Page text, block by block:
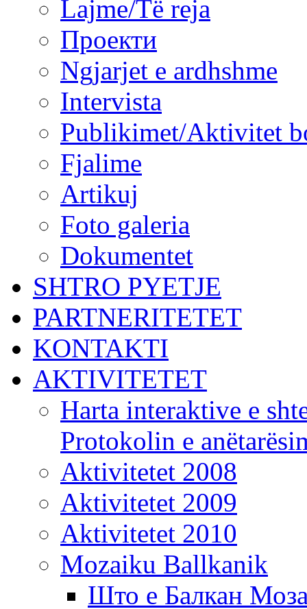
Lajme/Të reja
Проекти
Ngjarjet e ardhshme
Intervista
Publikimet/Aktivitet
Fjalime
Artikuj
Foto galeria
Dokumentet
SHTRO PYETJE
PARTNERITETET
KONTAKTI
AKTIVITETET
Harta interaktive e
Protokolin e
Aktivitetet 2008
Aktivitetet 2009
Aktivitetet 2010
Mozaiku Ballkanik
Што е Балкан